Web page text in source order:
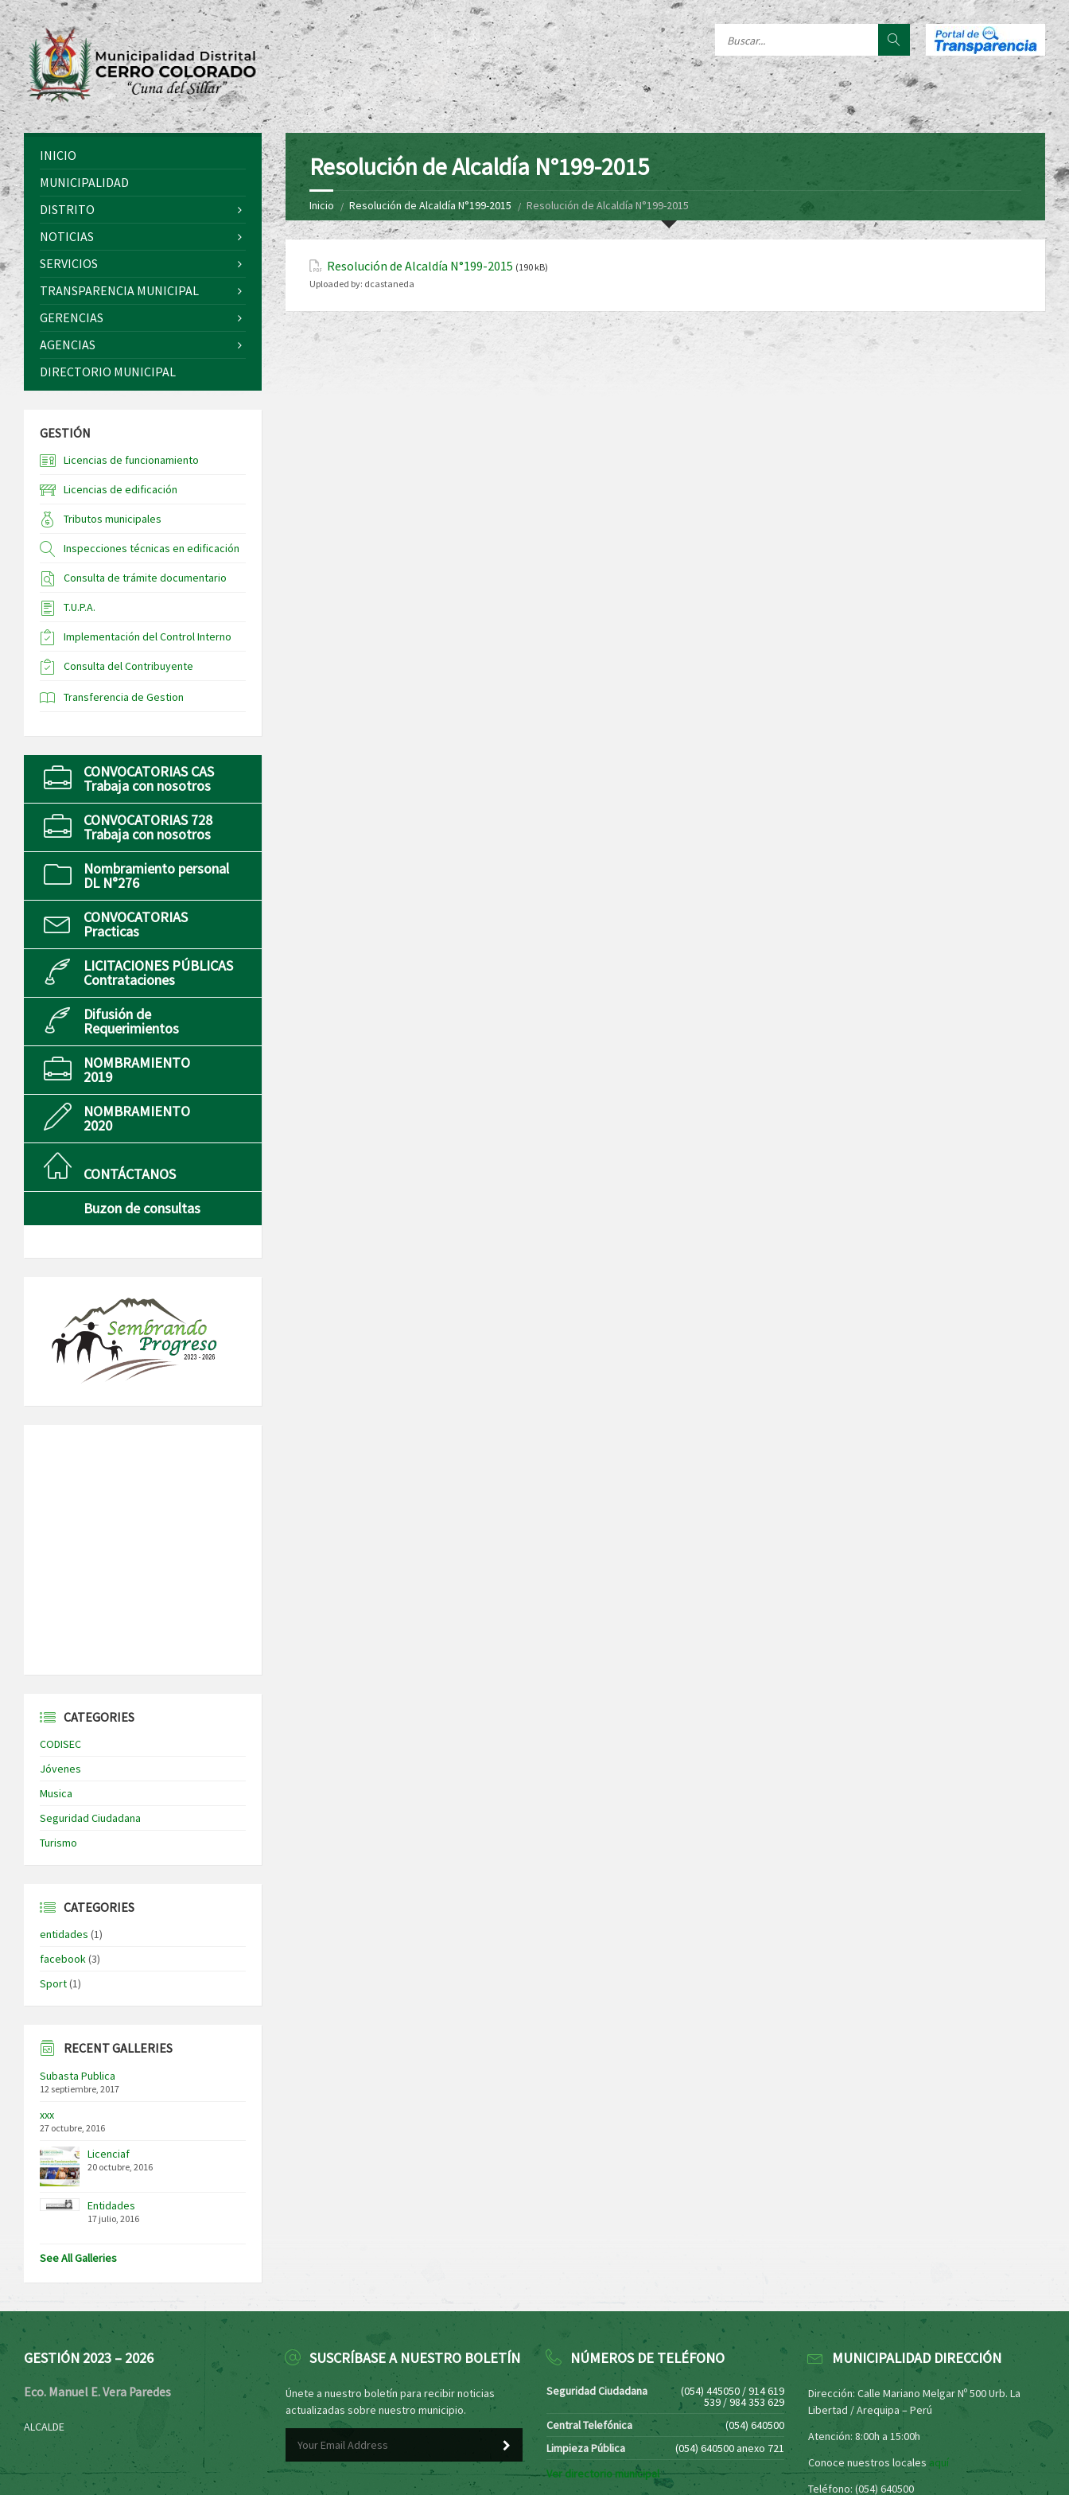
Resolución de Alcaldía N°199-2015
Inicio Resolución de Alcaldía N°199-2015 Resolución de Alcaldía N°199-2015
Resolución de Alcaldía N°199-2015 (190 kB)
Uploaded by: dcastaneda
INICIO
MUNICIPALIDAD
DISTRITO
NOTICIAS
SERVICIOS
TRANSPARENCIA MUNICIPAL
GERENCIAS
AGENCIAS
DIRECTORIO MUNICIPAL
GESTIÓN
Licencias de funcionamiento
Licencias de edificación
Tributos municipales
Inspecciones técnicas en edificación
Consulta de trámite documentario
T.U.P.A.
Implementación del Control Interno
Consulta del Contribuyente
Transferencia de Gestion
CONVOCATORIAS CAS
Trabaja con nosotros
CONVOCATORIAS 728
Trabaja con nosotros
Nombramiento personal
DL N°276
CONVOCATORIAS
Practicas
LICITACIONES PÚBLICAS
Contrataciones
Difusión de
Requerimientos
NOMBRAMIENTO
2019
NOMBRAMIENTO
2020
CONTÁCTANOS
Buzon de consultas
CATEGORIES
CODISEC
Jóvenes
Musica
Seguridad Ciudadana
Turismo
CATEGORIES
entidades (1)
facebook(3)
Sport(1)
RECENT GALLERIES
Subasta Publica
12 septiembre, 2017
xxx
27 octubre, 2016
Licenciaf
20 octubre, 2016
Entidades
17 julio, 2016
See All Galleries
GESTIÓN 2023 – 2026
Eco. Manuel E. Vera Paredes
ALCALDE
SUSCRÍBASE A NUESTRO BOLETÍN
Únete a nuestro boletín para recibir noticias
actualizadas sobre nuestro municipio.
NÚMEROS DE TELÉFONO
Seguridad Ciudadana (054) 445050 / 914 619
539 / 984 353 629
Central Telefónica
(054) 640500
Limpieza Pública
(054) 640500 anexo 721
Ver directorio municipal
MUNICIPALIDAD DIRECCIÓN
Dirección: Calle Mariano Melgar Nº 500 Urb. La
Libertad / Arequipa – Perú
Atención: 8:00h a 15:00h
Conoce nuestros locales aquí
Teléfono: (054) 640500